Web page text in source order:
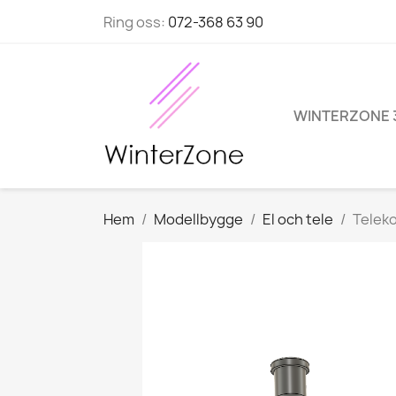
Ring oss: 072-368 63 90
WINTERZONE
Hem Modellbygge El och tele